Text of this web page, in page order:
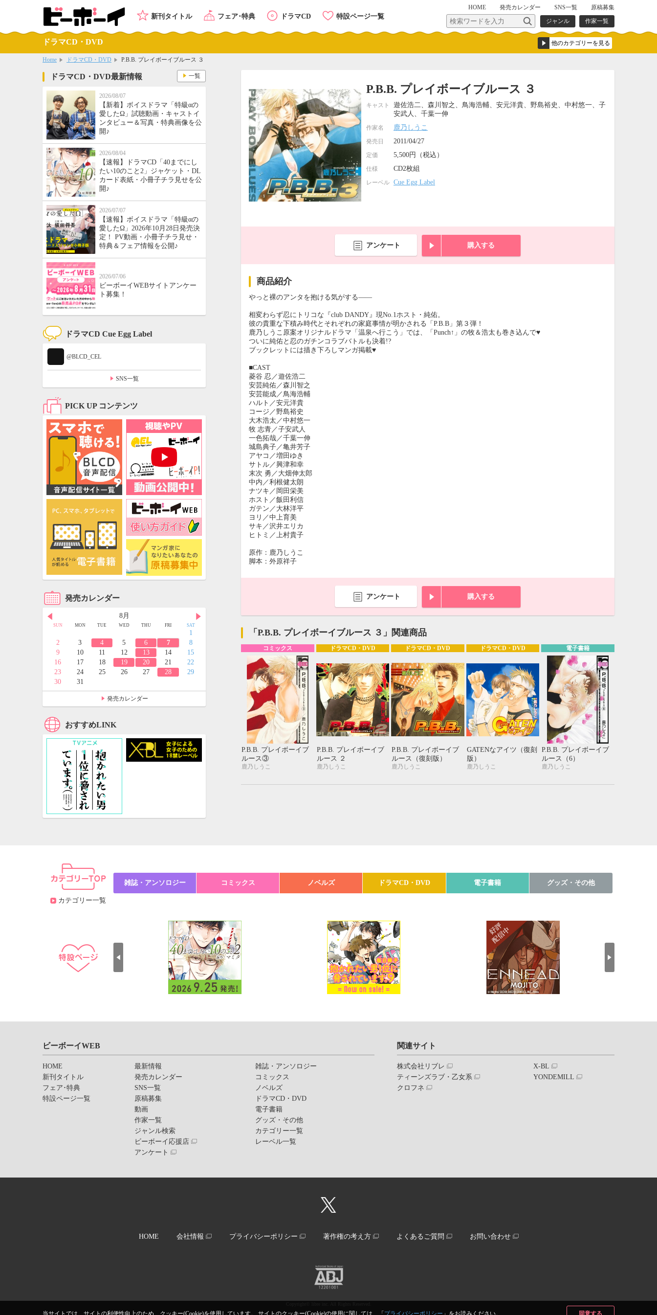
当サイトでは、サイトの利便性向上のため、クッキー(Cookie)を使用しています。 サイトのクッキー(Cookie)の使用に関しては、「 プライバシーポリシー 」をお読みください。 同意する
HOME 発売カレンダー SNS一覧
原稿募集
ジャンル
作家一覧
新刊タイトル フェア･特典 ドラマCD 特設ページ一覧
ドラマCD・DVD
Home ドラマCD・DVD P.B.B. プレイボーイブルース ３
P.B.B. プレイボーイブルース ３
キャスト
遊佐浩二、森川智之、鳥海浩輔、安元洋貴、野島裕史、中村悠一、子
安武人、千葉一伸
作家名 鹿乃しうこ
発売日 2011/04/27
定価 5,500円（税込）
仕様 CD2枚組
レーベル Cue Egg Label
アンケート 購入する
商品紹介
やっと裸のアンタを抱ける気がする――
相変わらず忍にトリコな『club DANDY』現No.1ホスト・純佑。
彼の貴重な下積み時代とそれぞれの家庭事情が明かされる「P.B.B」第３弾！
鹿乃しうこ原案オリジナルドラマ「温泉へ行こう」では、「Punch↑」の牧＆浩太も巻き込んで♥
ついに純佑と忍のガチンコラブバトルも決着!?
ブックレットには描き下ろしマンガ掲載♥
■CAST
菱谷 忍／遊佐浩二
安芸純佑／森川智之
安芸能成／鳥海浩輔
ハルト／安元洋貴
コージ／野島裕史
大木浩太／中村悠一
牧 志青／子安武人
一色拓哉／千葉一伸
城島典子／亀井芳子
アヤコ／増田ゆき
サトル／興津和幸
末次 勇／大畑伸太郎
中内／利根健太朗
ナツキ／岡田栄美
ホスト／飯田利信
ガテン／大林洋平
ヨリ／中上育美
サキ／沢井エリカ
ヒトミ／上村貴子
原作：鹿乃しうこ
脚本：外原祥子
アンケート 購入する
「P.B.B. プレイボーイブルース ３」関連商品
コミックス
P.B.B. プレイボーイブ
ルース③
鹿乃しうこ
ドラマCD・DVD
P.B.B. プレイボーイブ
ルース ２
鹿乃しうこ
ドラマCD・DVD
P.B.B. プレイボーイブ
ルース（復刻版）
鹿乃しうこ
ドラマCD・DVD
GATENなアイツ（復刻
版）
鹿乃しうこ
電子書籍
P.B.B. プレイボーイブ
ルース（6）
鹿乃しうこ
ドラマCD・DVD最新情報
2026/08/07
【新着】ボイスドラマ「特級αの
愛したΩ」試聴動画・キャストイ
ンタビュー＆写真・特典画像を公
開♪
2026/08/04
【速報】ドラマCD「40までにし
たい10のこと2」ジャケット・DL
カード表紙・小冊子チラ見せを公
開♪
2026/07/07
【速報】ボイスドラマ「特級αの
愛したΩ」2026年10月28日発売決
定！ PV動画・小冊子チラ見せ・
特典＆フェア情報を公開♪
2026/07/06
ビーボーイWEBサイトアンケー
ト募集！
一覧
ドラマCD Cue Egg Label
@BLCD_CEL
SNS一覧
PICK UP コンテンツ
発売カレンダー
8月
SUN MON TUE WED THU FRI SAT
1
2
3 4 5 6 7
8
9
10 11 12 13 14
15
16
17 18 19 20 21
22
23
24 25 26 27 28
29
30
31
9月
1 2 3 4
5
7 8 9 10 11
12
14 15 16 17 18
19
22 23 24 25
26
29 30
10月
4
5 6 7 8 9
10
11
12 13 14 15 16
17
18
19 20 21 22 23
24
25
26 27 28 29 30 31
発売カレンダー
おすすめLINK
カテゴリー一覧
雑誌・アンソロジー コミックス ノベルズ ドラマCD・DVD 電子書籍 グッズ・その他
ビーボーイWEB
HOME
新刊タイトル
フェア･特典
特設ページ一覧
最新情報
発売カレンダー
SNS一覧
原稿募集
動画
作家一覧
ジャンル検索
ビーボーイ応援店
アンケート
雑誌・アンソロジー
コミックス
ノベルズ
ドラマCD・DVD
電子書籍
グッズ・その他
カテゴリー一覧
レーベル一覧
関連サイト
株式会社リブレ
ティーンズラブ・乙女系
クロフネ
X-BL
YONDEMILL
HOME 会社情報 プライバシーポリシー 著作権の考え方 よくあるご質問 お問い合わせ